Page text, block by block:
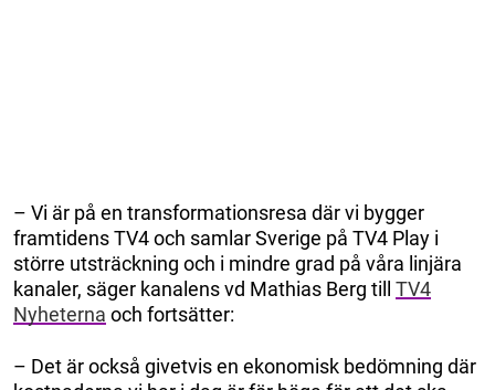
– Vi är på en transformationsresa där vi bygger
framtidens TV4 och samlar Sverige på TV4 Play i
större utsträckning och i mindre grad på våra linjära
kanaler, säger kanalens vd Mathias Berg till TV4
Nyheterna och fortsätter:
– Det är också givetvis en ekonomisk bedömning där